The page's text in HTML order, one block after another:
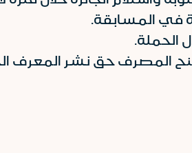
في المسابقة.
الحملة.
المصرف حق نشر المعرف